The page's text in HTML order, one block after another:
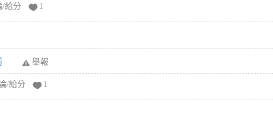
/給分 1
舉報
/給分 1